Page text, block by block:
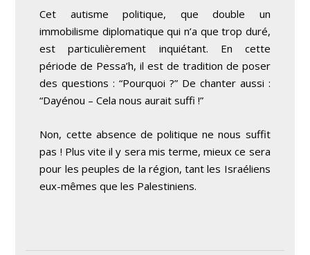
Cet autisme politique, que double un
immobilisme diplomatique qui n’a que trop duré,
est particulièrement inquiétant. En cette
période de Pessa’h, il est de tradition de poser
des questions : “Pourquoi ?” De chanter aussi :
“Dayénou – Cela nous aurait suffi !”
Non, cette absence de politique ne nous suffit
pas ! Plus vite il y sera mis terme, mieux ce sera
pour les peuples de la région, tant les Israéliens
eux-mêmes que les Palestiniens.